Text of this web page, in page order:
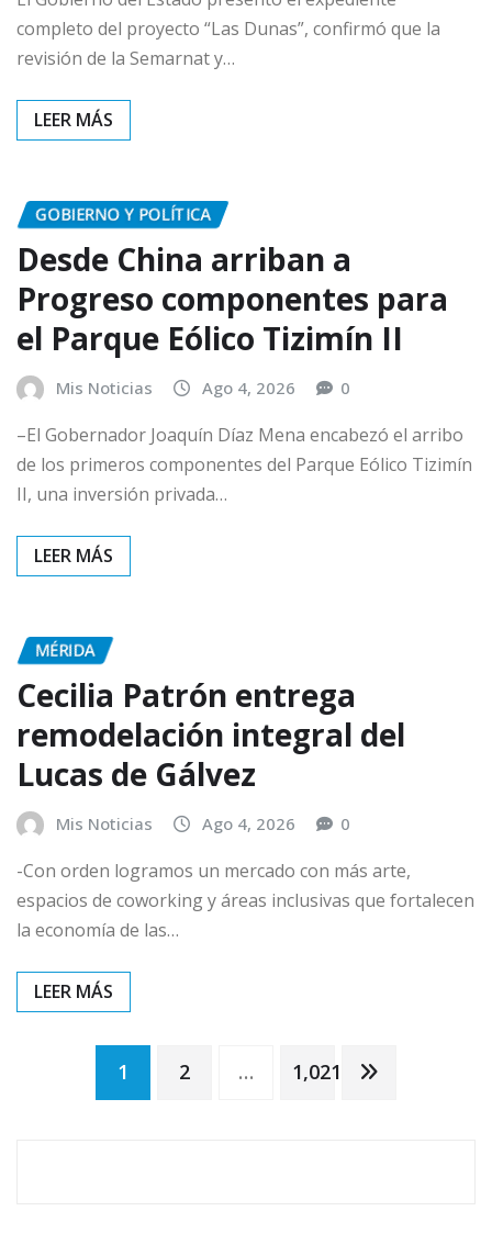
completo del proyecto “Las Dunas”, confirmó que la
revisión de la Semarnat y…
GOBIERNO Y POLÍTICA
Desde China arriban a
Progreso componentes para
el Parque Eólico Tizimín II
Mis Noticias Ago 4, 2026 0
–El Gobernador Joaquín Díaz Mena encabezó el arribo
de los primeros componentes del Parque Eólico Tizimín
II, una inversión privada…
MÉRIDA
Cecilia Patrón entrega
remodelación integral del
Lucas de Gálvez
Mis Noticias Ago 4, 2026 0
-Con orden logramos un mercado con más arte,
espacios de coworking y áreas inclusivas que fortalecen
la economía de las…
Paginación
1 2 … 1,021